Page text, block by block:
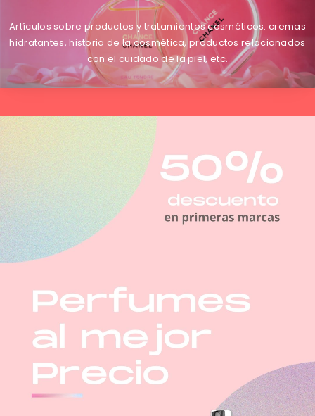
Artículos sobre productos y tratamientos cosméticos: cremas
hidratantes, historia de la cosmética, productos relacionados
con el cuidado de la piel, etc.